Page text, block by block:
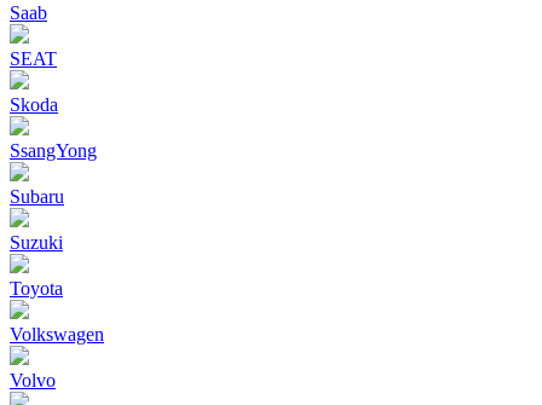
Saab
SEAT
Skoda
SsangYong
Subaru
Suzuki
Toyota
Volkswagen
Volvo